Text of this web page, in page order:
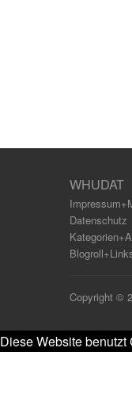
WHUDAT
Datenschutz
Copyright ©
Diese Website